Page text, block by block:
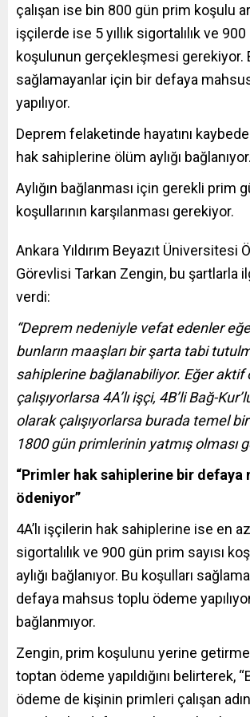
çalışan ise bin 800 gün prim koşulu
işçilerde ise 5 yıllık sigortalılık ve
koşulunun gerçekleşmesi gerekiyor.
sağlamayanlar için bir defaya
yapılıyor.
Deprem felaketinde hayatını
hak sahiplerine ölüm aylığı bağlanıyor.
Aylığın bağlanması için gerekli prim
koşullarının karşılanması gerekiyor.
Ankara Yıldırım Beyazıt Üniversitesi
Görevlisi Tarkan Zengin, bu şartlarla
verdi:
“Deprem nedeniyle vefat edenler
bunların maaşları bir şarta tabi
sahiplerine bağlanabiliyor. Eğer aktif
çalışıyorlarsa 4A’lı işçi, 4B’li Bağ-
olarak çalışıyorlarsa burada temel
1800 gün primlerinin yatmış olması
“Primler hak sahiplerine bir defaya
ödeniyor”
4A’lı işçilerin hak sahiplerine ise en az
sigortalılık ve 900 gün prim sayısı
aylığı bağlanıyor. Bu koşulları
defaya mahsus toplu ödeme
bağlanmıyor.
Zengin, prim koşulunu yerine
toptan ödeme yapıldığını belirterek,
ödeme de kişinin primleri çalışan